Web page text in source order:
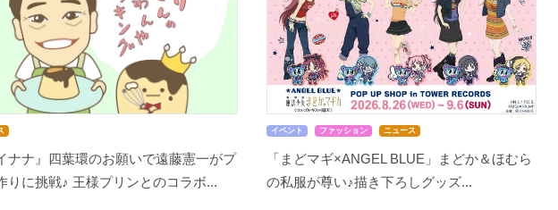
ナナ』四葉環のお願いで遠藤憲一がプ
りに挑戦♪ 王様プリンとのコラボ...
イベント ファッション ニュース
「まどマギ×ANGEL BLUE」まどか＆ほむら
の私服が尊い♪描き下ろしグッズ...